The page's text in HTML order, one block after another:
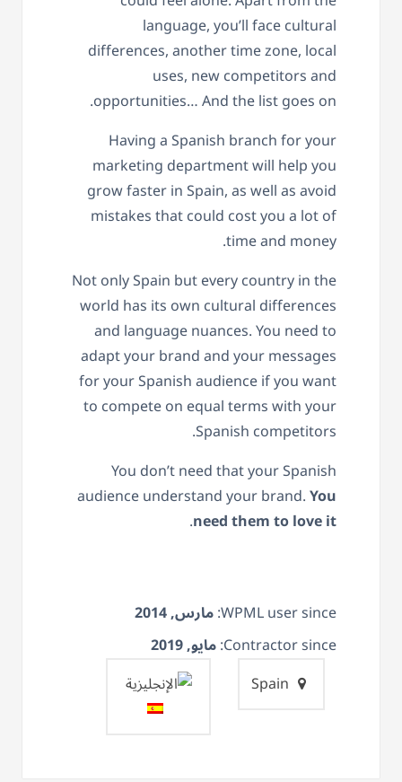
language, you’ll face cultural
differences, another time zone, local
uses, new competitors and
opportunities… And the list goes on.
Having a Spanish branch for your
marketing department will help you
grow faster in Spain, as well as avoid
mistakes that could cost you a lot of
time and money.
Not only Spain but every country in the
world has its own cultural differences
and language nuances. You need to
adapt your brand and your messages
for your Spanish audience if you want
to compete on equal terms with your
Spanish competitors.
You don’t need that your Spanish
audience understand your brand.You
need them to love it
.
WPML user since: مارس, 2014
Contractor since: مايو, 2019